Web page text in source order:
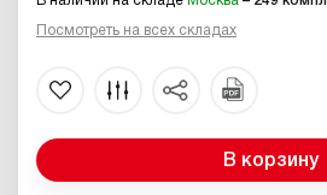
Посмотреть на всех складах
В корзину